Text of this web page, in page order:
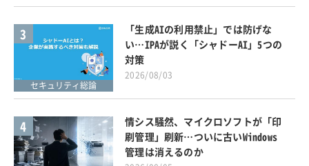
3
セキュリティ総論
「生成AIの利用禁止」では防げな
い…IPAが説く「シャドーAI」5つの
対策
2026/08/03
4
情シス騒然、マイクロソフトが「印
刷管理」刷新…ついに古いWindows
管理は消えるのか